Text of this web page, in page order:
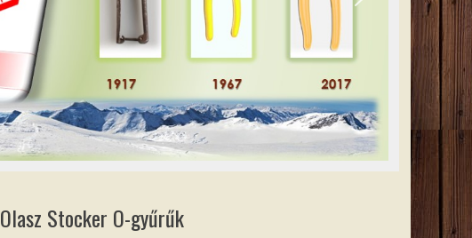
Olasz Stocker O-gyűrűk